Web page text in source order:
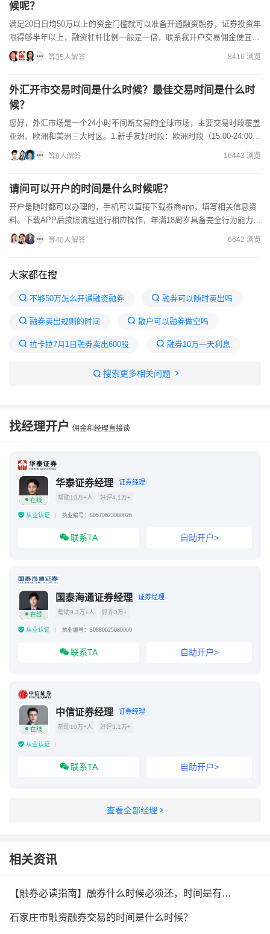
候呢？
满足20日日均50万以上的资金门槛就可以准备开通融资融券，证券投资年
限得够半年以上，融资杠杆比例一般是一倍，联系我开户交易佣金便宜且
融资利率低至6%！
等35人解答 8416 浏览
外汇开市交易时间是什么时候？最佳交易时间是什么时
候？
您好，外汇市场是一个24小时不间断交易的全球市场，主要交易时段覆盖
亚洲、欧洲和美洲三大时区。1.新手友好时段：欧洲时段（15:00-24:00）
优势：经济数据（如欧洲央行政策、欧盟GD...
等8人解答 16443 浏览
请问可以开户的时间是什么时候呢？
开户是随时都可以办理的，手机可以直接下载券商app，填写相关信息资
料。下载APP后按照流程进行相应操作，年满18周岁具备完全行为能力的
公民。正规券商，季度优惠，行业内部成本价...
等40人解答 6642 浏览
大家都在搜
不够50万怎么开通融资融券 融券可以随时卖出吗
融券卖出规则的时间 散户可以融券做空吗
拉卡拉7月1日融券卖出600股 融券10万一天利息
融券没有及时归还会怎么样
搜索更多相关问题
找经理开户 佣金和经理直接谈
在线
华泰证券经理 证券经理
帮助10万+人 好评4.1万+
从业认证 执业编号：S0570623080026
联系TA 自助开户>
在线
国泰海通证券经理 证券经理
帮助9.3万+人 好评3万+
从业认证 执业编号：S0880625080060
联系TA 自助开户>
在线
中信证券经理 证券经理
帮助10万+人 好评3.1万+
从业认证
联系TA 自助开户>
查看全部经理
相关资讯
【融券必读指南】融券什么时候必须还，时间是有什么规定吗
石家庄市融资融券交易的时间是什么时候？